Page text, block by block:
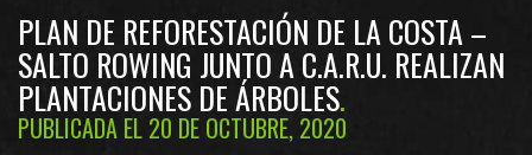
PLAN DE REFORESTACIÓN DE LA COSTA –
SALTO ROWING JUNTO A C.A.R.U. REALIZAN
PLANTACIONES DE ÁRBOLES
PUBLICADA EL 20 DE OCTUBRE, 2020